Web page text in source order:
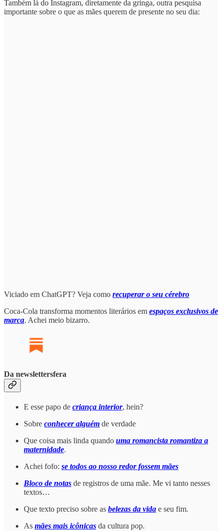
Também lá do Instagram, diretamente da gringa, outra pesquisa
importante sobre o que as mães querem de presente no seu dia:
Viciado em ChatGPT? Veja como recuperar o seu cérebro
Coca-Cola transforma momentos literários em espaços exclusivos de
marca. Achei meio bizarro.
Da newslettersfera
E esse papo de criança interior, hein?
Sobre conhecer alguém de verdade
Que coisa mais linda quando uma romancista romantiza a
maternidade.
Achei fofo: se todos ao nosso redor fossem mães
Bloco de notas de registros de uma mãe. Me vi tanto nesses
textos…
Que texto preciso sobre as belezas da vida e seu fim.
As mães mais icônicas da cultura pop.